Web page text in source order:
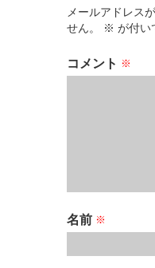
メールアドレス
せん。
※ が付い
コメント ※
名前 ※